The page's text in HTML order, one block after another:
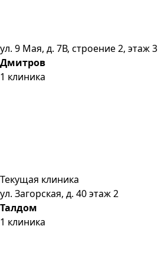
ул. 9 Мая, д. 7В, строение 2, этаж 3
Дмитров
1 клиника
Текущая клиника
ул. Загорская, д. 40 этаж 2
Талдом
1 клиника